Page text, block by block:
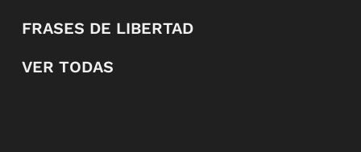
FRASES DE LIBERTAD
VER TODAS